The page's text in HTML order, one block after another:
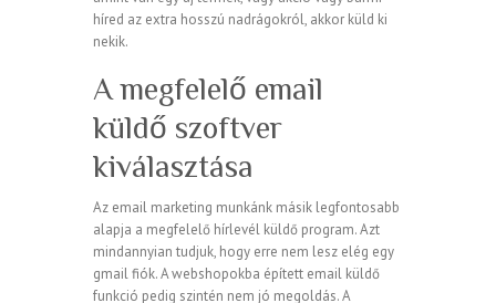
híred az extra hosszú nadrágokról, akkor küld ki
nekik.
A megfelelő email
küldő szoftver
kiválasztása
Az email marketing munkánk másik legfontosabb
alapja a megfelelő hírlevél küldő program. Azt
mindannyian tudjuk, hogy erre nem lesz elég egy
gmail fiók. A webshopokba épített email küldő
funkció pedig szintén nem jó megoldás. A